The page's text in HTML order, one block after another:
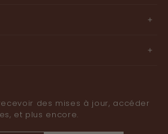
des mises à jour, accéder
et plus encore.